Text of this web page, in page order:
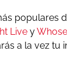
populares
Live y
a la vez tu